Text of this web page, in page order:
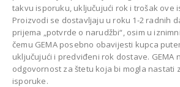
takvu isporuku, uključujući rok i trošak ove
Proizvodi se dostavljaju u roku 1-2 radnih
prijema „potvrde o narudžbi“, osim u
čemu GEMA posebno obavijesti kupca
uključujući i predviđeni rok dostave. GEMA
odgovornost za štetu koja bi mogla nastati
isporuke.